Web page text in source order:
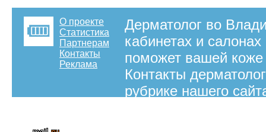
О проекте
Статистика
Партнерам
Контакты
Реклама
Дерматолог во
кабинетах и
поможет вашей коже
Контакты
рубрике нашего